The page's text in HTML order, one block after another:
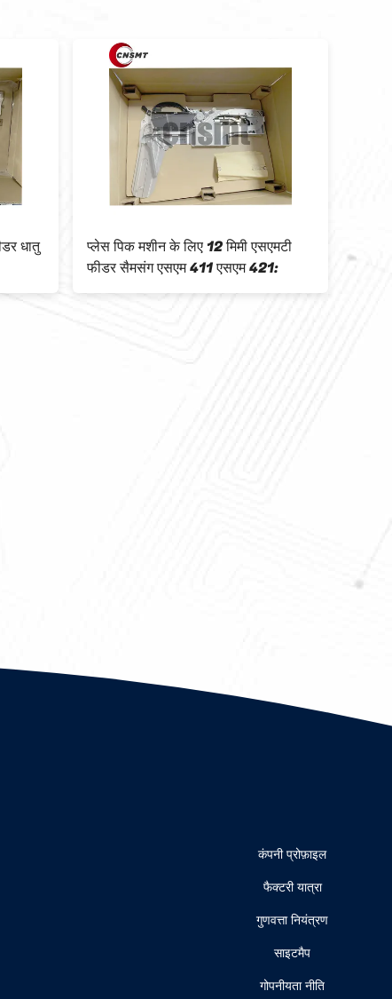
धातु
प्लेस पिक मशीन के लिए 12 मिमी एसएमटी
फीडर सैमसंग एसएम 411 एसएम 421:
लागू
कंपनी प्रोफ़ाइल
फैक्टरी यात्रा
गुणवत्ता नियंत्रण
साइटमैप
गोपनीयता नीति